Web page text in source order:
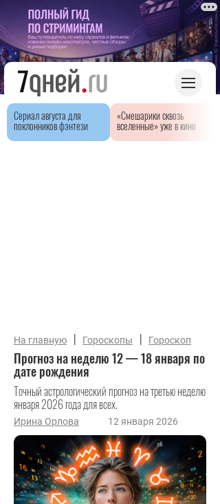
Сериал августа для
поклонников фэнтези
«Смешарики сквозь
вселенные» уже в кино
На главную | Гороскопы | Гороскоп
Прогноз на неделю 12 — 18 января по
дате рождения
Точный астрологический прогноз на третью неделю
января 2026 года для всех.
Ирина Орлова 12 января 2026